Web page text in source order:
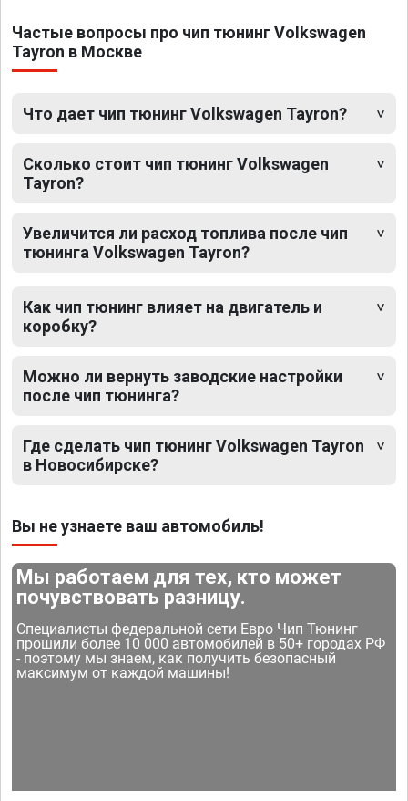
Частые вопросы про чип тюнинг Volkswagen
Tayron в Москве
Что дает чип тюнинг Volkswagen Tayron?
Сколько стоит чип тюнинг Volkswagen
Tayron?
Увеличится ли расход топлива после чип
тюнинга Volkswagen Tayron?
Как чип тюнинг влияет на двигатель и
коробку?
Можно ли вернуть заводские настройки
после чип тюнинга?
Где сделать чип тюнинг Volkswagen Tayron
в Новосибирске?
Вы не узнаете ваш автомобиль!
Мы работаем для тех, кто может
почувствовать разницу.
Специалисты федеральной сети Евро Чип Тюнинг
прошили более 10 000 автомобилей в 50+ городах РФ
- поэтому мы знаем, как получить безопасный
максимум от каждой машины!